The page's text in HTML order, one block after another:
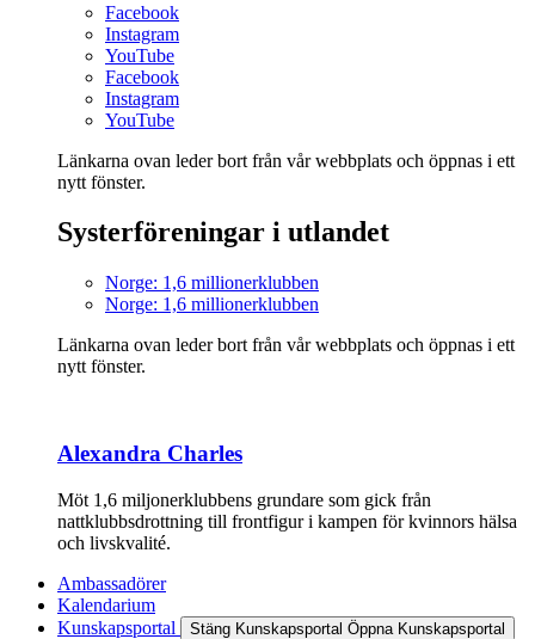
Facebook
Instagram
YouTube
Facebook
Instagram
YouTube
Länkarna ovan leder bort från vår webbplats och öppnas i ett
nytt fönster.
Systerföreningar i utlandet
Norge: 1,6 millionerklubben
Norge: 1,6 millionerklubben
Länkarna ovan leder bort från vår webbplats och öppnas i ett
nytt fönster.
Alexandra Charles
Möt 1,6 miljonerklubbens grundare som gick från
nattklubbsdrottning till frontfigur i kampen för kvinnors hälsa
och livskvalité.
Ambassadörer
Kalendarium
Kunskapsportal
Stäng Kunskapsportal Öppna Kunskapsportal